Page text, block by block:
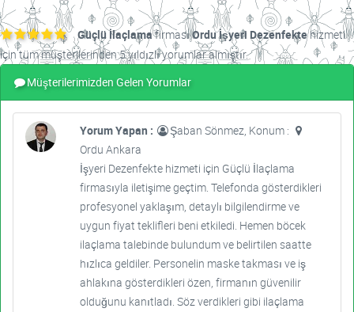
Güçlü İlaçlamafirmasıOrdu İşyeri Dezenfektehizmeti
için tüm müşterilerinden 5 yıldızlı yorumlar almıştır.
Müşterilerimizden Gelen Yorumlar
Yorum Yapan :
Şaban Sönmez, Konum :
Ordu Ankara
İşyeri Dezenfekte hizmeti için Güçlü İlaçlama
firmasıyla iletişime geçtim. Telefonda gösterdikleri
profesyonel yaklaşım, detaylı bilgilendirme ve
uygun fiyat teklifleri beni etkiledi. Hemen böcek
ilaçlama talebinde bulundum ve belirtilen saatte
hızlıca geldiler. Personelin maske takması ve iş
ahlakına gösterdikleri özen, firmanın güvenilir
olduğunu kanıtladı. Söz verdikleri gibi ilaçlama